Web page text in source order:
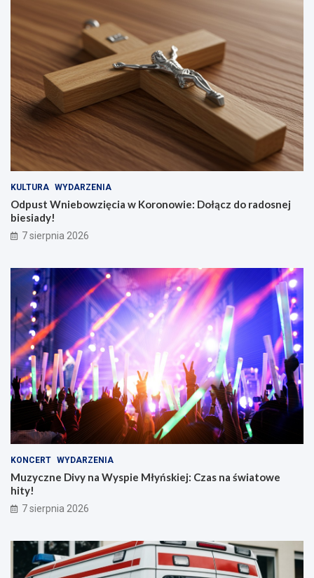
KULTURA WYDARZENIA
Odpust Wniebowzięcia w Koronowie: Dołącz do radosnej
biesiady!
7 sierpnia 2026
KONCERT WYDARZENIA
Muzyczne Divy na Wyspie Młyńskiej: Czas na światowe
hity!
7 sierpnia 2026